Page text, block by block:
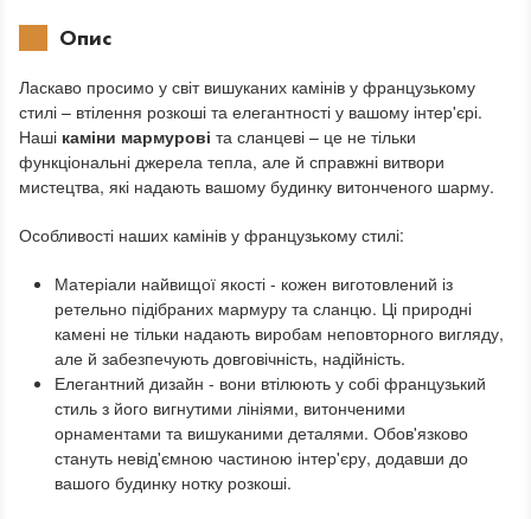
Опис
Ласкаво просимо у світ вишуканих камінів у французькому
стилі – втілення розкоші та елегантності у вашому інтер'єрі.
Наші каміни мармурові та сланцеві – це не тільки
функціональні джерела тепла, але й справжні витвори
мистецтва, які надають вашому будинку витонченого шарму.
Особливості наших камінів у французькому стилі:
Матеріали найвищої якості - кожен виготовлений із
ретельно підібраних мармуру та сланцю. Ці природні
камені не тільки надають виробам неповторного вигляду,
але й забезпечують довговічність, надійність.
Елегантний дизайн - вони втілюють у собі французький
стиль з його вигнутими лініями, витонченими
орнаментами та вишуканими деталями. Обов'язково
стануть невід'ємною частиною інтер'єру, додавши до
вашого будинку нотку розкоші.